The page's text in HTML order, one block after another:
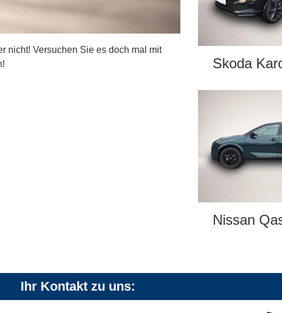
nicht! Versuchen Sie es doch mal mit
Skoda
Nissan
Ihr Kontakt zu uns: